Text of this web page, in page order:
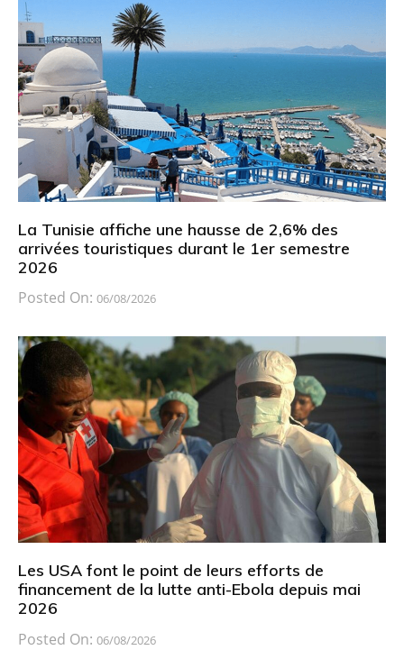
La Tunisie affiche une hausse de 2,6% des
arrivées touristiques durant le 1er semestre
2026
Posted On: 06/08/2026
Les USA font le point de leurs efforts de
financement de la lutte anti-Ebola depuis mai
2026
Posted On: 06/08/2026